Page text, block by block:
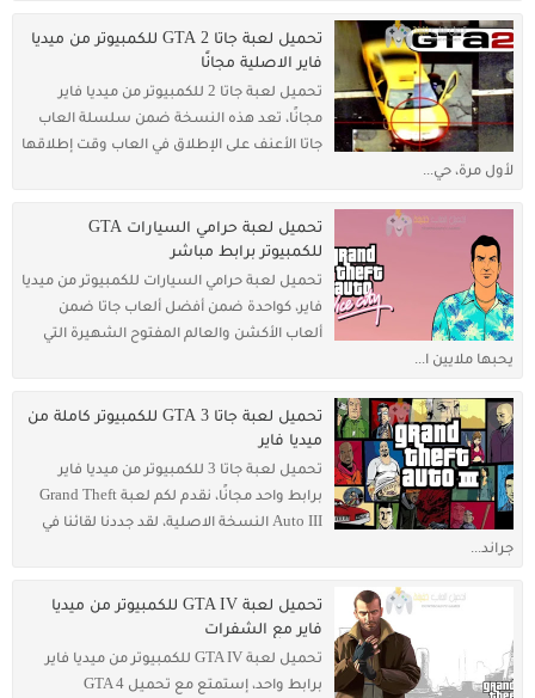
تحميل لعبة جاتا 2 GTA للكمبيوتر من ميديا
فاير الاصلية مجانًا
تحميل لعبة جاتا 2 للكمبيوتر من ميديا فاير
مجانًا، تعد هذه النسخة ضمن سلسلة العاب
جاتا الأعنف على الإطلاق في العاب وقت إطلاقها
لأول مرة، حي...
تحميل لعبة حرامي السيارات GTA
للكمبيوتر برابط مباشر
تحميل لعبة حرامي السيارات للكمبيوتر من ميديا
فاير، كواحدة ضمن أفضل ألعاب جاتا ضمن
ألعاب الأكشن والعالم المفتوح الشهيرة التي
يحبها ملايين ا...
تحميل لعبة جاتا 3 GTA للكمبيوتر كاملة من
ميديا فاير
تحميل لعبة جاتا 3 للكمبيوتر من ميديا فاير
برابط واحد مجانًا، نقدم لكم لعبة Grand Theft
Auto III النسخة الاصلية، لقد جددنا لقائنا في
جراند...
تحميل لعبة GTA IV للكمبيوتر من ميديا
فاير مع الشفرات
تحميل لعبة GTA IV للكمبيوتر من ميديا فاير
برابط واحد، إستمتع مع تحميل GTA 4